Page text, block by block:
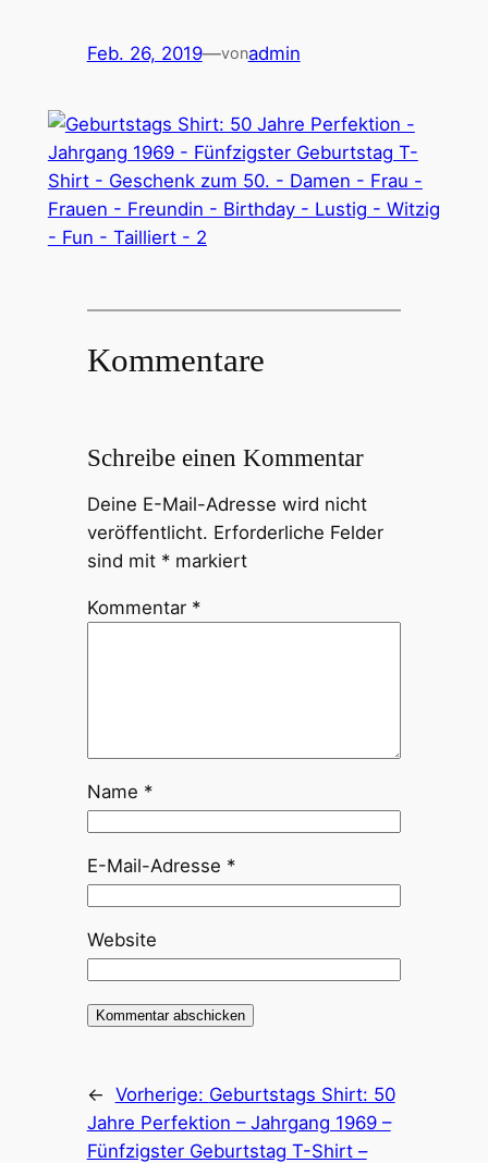
Feb. 26, 2019—vonadmin
Kommentare
Schreibe einen Kommentar
Deine E-Mail-Adresse wird nicht
veröffentlicht. Erforderliche Felder
sind mit *markiert
Kommentar *
Name *
E-Mail-Adresse *
Website
← Vorherige: Geburtstags Shirt: 50
Jahre Perfektion – Jahrgang 1969 –
Fünfzigster Geburtstag T-Shirt –